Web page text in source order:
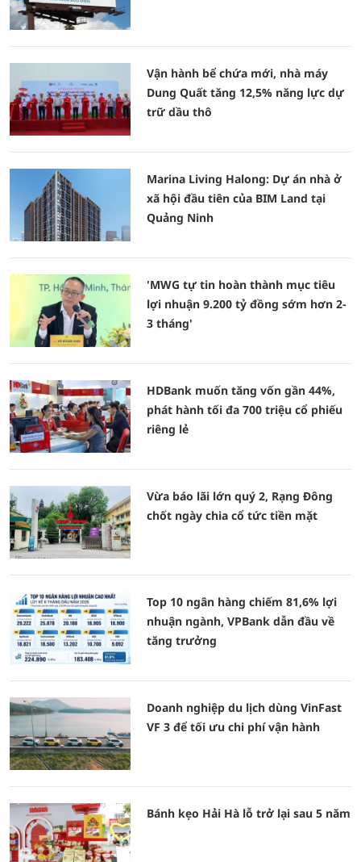
Vận hành bể chứa mới, nhà máy
Dung Quất tăng 12,5% năng lực dự
trữ dầu thô
Marina Living Halong: Dự án nhà ở
xã hội đầu tiên của BIM Land tại
Quảng Ninh
'MWG tự tin hoàn thành mục tiêu
lợi nhuận 9.200 tỷ đồng sớm hơn 2-
3 tháng'
HDBank muốn tăng vốn gần 44%,
phát hành tối đa 700 triệu cổ phiếu
riêng lẻ
Vừa báo lãi lớn quý 2, Rạng Đông
chốt ngày chia cổ tức tiền mặt
Top 10 ngân hàng chiếm 81,6% lợi
nhuận ngành, VPBank dẫn đầu về
tăng trưởng
Doanh nghiệp du lịch dùng VinFast
VF 3 để tối ưu chi phí vận hành
Bánh kẹo Hải Hà lỗ trở lại sau 5 năm